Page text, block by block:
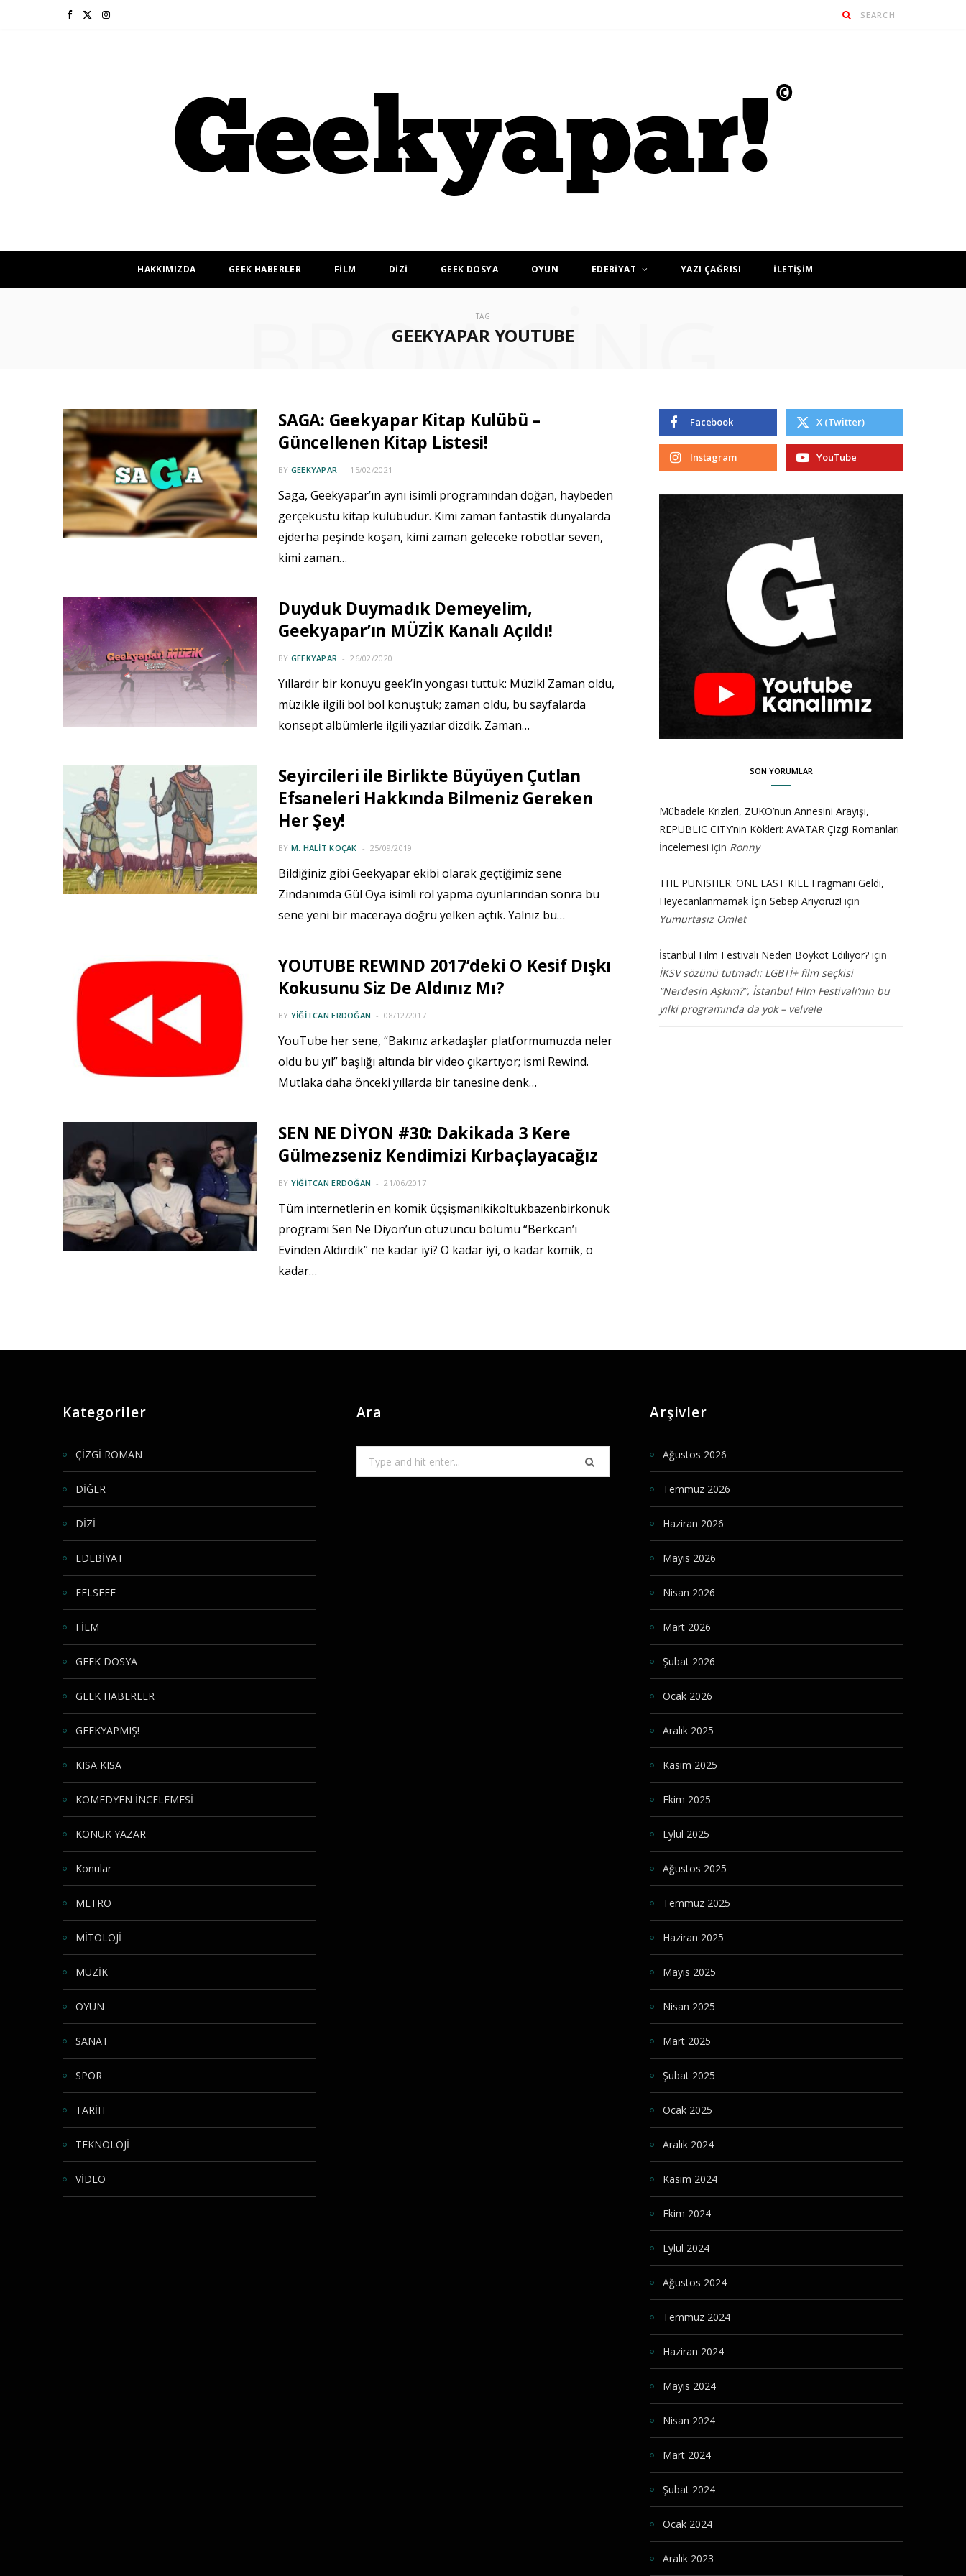
F I
HAKKIMIZDA GEEK HABERLER FİLM DİZİ GEEK DOSYA OYUN EDEBİYAT YAZI ÇAĞRISI İLETİŞİM
TAG
GEEKYAPAR YOUTUBE
BROWSING
SAGA: Geekyapar Kitap Kulübü –
Güncellenen Kitap Listesi!
BY GEEKYAPAR 15/02/2021
Saga, Geekyapar’ın aynı isimli programından doğan, haybeden
gerçeküstü kitap kulübüdür. Kimi zaman fantastik dünyalarda
ejderha peşinde koşan, kimi zaman geleceke robotlar seven,
kimi zaman…
Duyduk Duymadık Demeyelim,
Geekyapar’ın MÜZİK Kanalı Açıldı!
BY GEEKYAPAR 26/02/2020
Yıllardır bir konuyu geek’in yongası tuttuk: Müzik! Zaman oldu,
müzikle ilgili bol bol konuştuk; zaman oldu, bu sayfalarda
konsept albümlerle ilgili yazılar dizdik. Zaman…
Seyircileri ile Birlikte Büyüyen Çutlan
Efsaneleri Hakkında Bilmeniz Gereken
Her Şey!
BY M. HALIT KOÇAK 25/09/2019
Bildiğiniz gibi Geekyapar ekibi olarak geçtiğimiz sene
Zindanımda Gül Oya isimli rol yapma oyunlarından sonra bu
sene yeni bir maceraya doğru yelken açtık. Yalnız bu…
YOUTUBE REWIND 2017’deki O Kesif Dışkı
Kokusunu Siz De Aldınız Mı?
BY YIĞITCAN ERDOĞAN 08/12/2017
YouTube her sene, “Bakınız arkadaşlar platformumuzda neler
oldu bu yıl” başlığı altında bir video çıkartıyor; ismi Rewind.
Mutlaka daha önceki yıllarda bir tanesine denk…
SEN NE DİYON #30: Dakikada 3 Kere
Gülmezseniz Kendimizi Kırbaçlayacağız
BY YIĞITCAN ERDOĞAN 21/06/2017
Tüm internetlerin en komik üçşişmanikikoltukbazenbirkonuk
programı Sen Ne Diyon’un otuzuncu bölümü “Berkcan’ı
Evinden Aldırdık” ne kadar iyi? O kadar iyi, o kadar komik, o
kadar…
Facebook X (Twitter)
Instagram YouTube
SON YORUMLAR
Mübadele Krizleri, ZUKO’nun Annesini Arayışı,
REPUBLIC CITY’nin Kökleri: AVATAR Çizgi Romanları
İncelemesi için Ronny
THE PUNISHER: ONE LAST KILL Fragmanı Geldi,
Heyecanlanmamak İçin Sebep Arıyoruz! için
Yumurtasız Omlet
İstanbul Film Festivali Neden Boykot Ediliyor? için
İKSV sözünü tutmadı: LGBTİ+ film seçkisi
“Nerdesin Aşkım?”, İstanbul Film Festivali’nin bu
yılki programında da yok – velvele
Kategoriler
ÇİZGİ ROMAN
DİĞER
DİZİ
EDEBİYAT
FELSEFE
FİLM
GEEK DOSYA
GEEK HABERLER
GEEKYAPMIŞ!
KISA KISA
KOMEDYEN İNCELEMESİ
KONUK YAZAR
Konular
METRO
MİTOLOJİ
MÜZİK
OYUN
SANAT
SPOR
TARİH
TEKNOLOJİ
VİDEO
Ara
for:
Arşivler
Ağustos 2026
Temmuz 2026
Haziran 2026
Mayıs 2026
Nisan 2026
Mart 2026
Şubat 2026
Ocak 2026
Aralık 2025
Kasım 2025
Ekim 2025
Eylül 2025
Ağustos 2025
Temmuz 2025
Haziran 2025
Mayıs 2025
Nisan 2025
Mart 2025
Şubat 2025
Ocak 2025
Aralık 2024
Kasım 2024
Ekim 2024
Eylül 2024
Ağustos 2024
Temmuz 2024
Haziran 2024
Mayıs 2024
Nisan 2024
Mart 2024
Şubat 2024
Ocak 2024
Aralık 2023